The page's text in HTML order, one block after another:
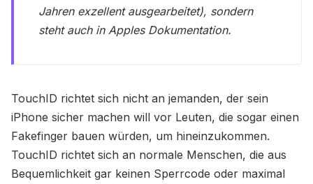
Jahren exzellent ausgearbeitet), sondern
steht auch in Apples Dokumentation.
TouchID richtet sich nicht an jemanden, der sein
iPhone sicher machen will vor Leuten, die sogar einen
Fakefinger bauen würden, um hineinzukommen.
TouchID richtet sich an normale Menschen, die aus
Bequemlichkeit gar keinen Sperrcode oder maximal